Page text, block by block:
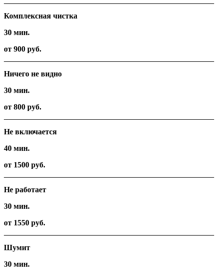
Комплексная чистка
30 мин.
от 900 руб.
Ничего не видно
30 мин.
от 800 руб.
Не включается
40 мин.
от 1500 руб.
Не работает
30 мин.
от 1550 руб.
Шумит
30 мин.